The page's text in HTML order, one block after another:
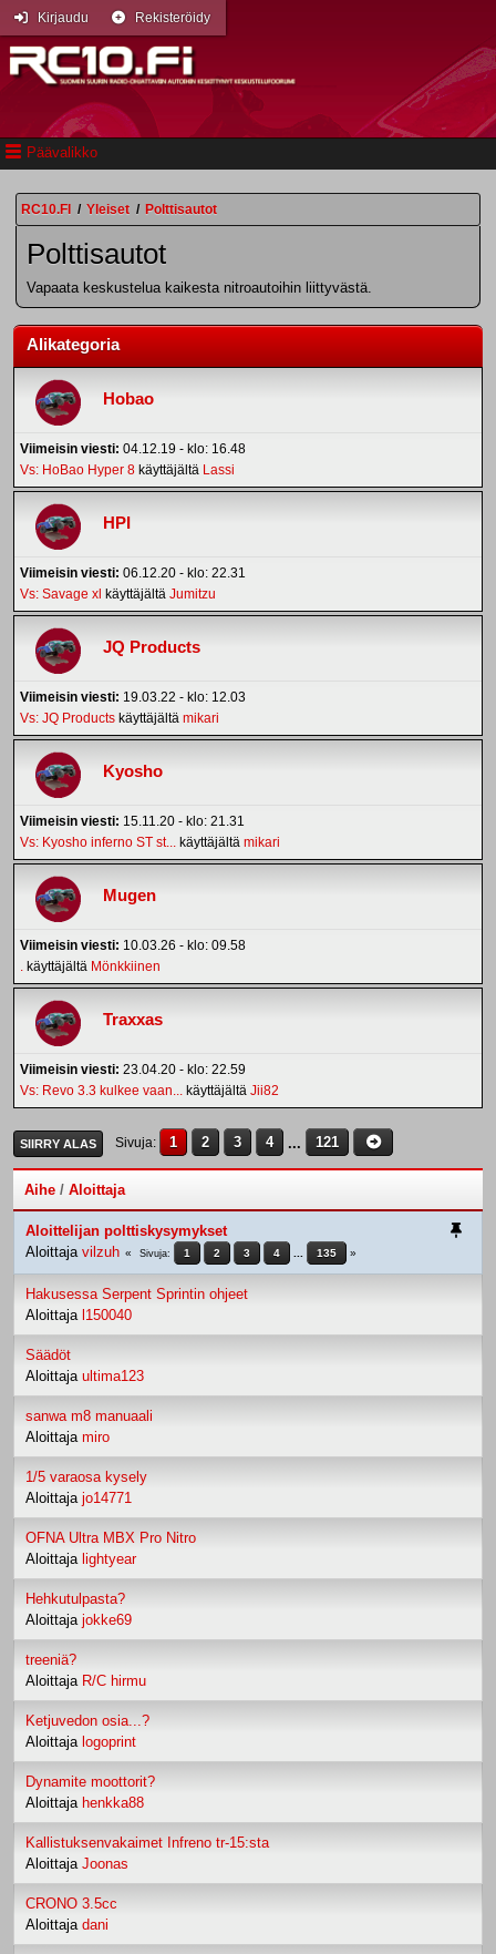
Päävalikko
Kirjaudu Rekisteröidy
RC10.FI / Yleiset / Polttisautot
Polttisautot
Vapaata keskustelua kaikesta nitroautoihin liittyvästä.
Alikategoria
Hobao
Viimeisin viesti: 04.12.19 - klo: 16.48
Vs: HoBao Hyper 8 käyttäjältä Lassi
HPI
Viimeisin viesti: 06.12.20 - klo: 22.31
Vs: Savage xl käyttäjältä Jumitzu
JQ Products
Viimeisin viesti: 19.03.22 - klo: 12.03
Vs: JQ Products käyttäjältä mikari
Kyosho
Viimeisin viesti: 15.11.20 - klo: 21.31
Vs: Kyosho inferno ST st...
käyttäjältä mikari
Mugen
Viimeisin viesti: 10.03.26 - klo: 09.58
käyttäjältä Mönkkiinen
Traxxas
Viimeisin viesti: 23.04.20 - klo: 22.59
Vs: Revo 3.3 kulkee vaan...
käyttäjältä Jii82
SIIRRY ALAS Sivuja 1 2 3 4 ... 121
Aihe / Aloittaja
Aloittelijan polttiskysymykset
Aloittaja vilzuh Sivuja 1 2 3 4 135
Hakusessa Serpent Sprintin ohjeet
Aloittaja l150040
Säädöt
Aloittaja ultima123
sanwa m8 manuaali
Aloittaja miro
1/5 varaosa kysely
Aloittaja jo14771
OFNA Ultra MBX Pro Nitro
Aloittaja lightyear
Hehkutulpasta?
Aloittaja jokke69
treeniä?
Aloittaja R/C hirmu
Ketjuvedon osia...?
Aloittaja logoprint
Dynamite moottorit?
Aloittaja henkka88
Kallistuksenvakaimet Infreno tr-15:sta
Aloittaja Joonas
CRONO 3.5cc
Aloittaja dani